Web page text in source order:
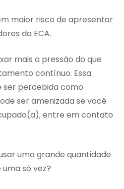
maior risco de apresentar
da ECA.
mais a pressão do que
contínuo. Essa
ser percebida como
ser amenizada se você
entre em contato
uma grande quantidade
só vez?